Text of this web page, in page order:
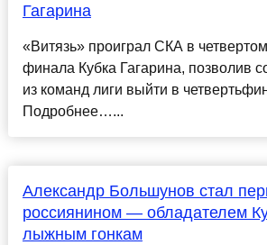
Гагарина
«Витязь» проиграл СКА в
финала Кубка Гагарина, позволив
из команд лиги выйти в
Подробнее…...
Александр Большунов стал
россиянином — обладателем
лыжным гонкам